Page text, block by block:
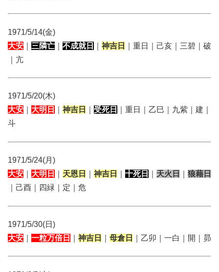
1971/5/14(金)
大安
三隣亡 不成就日 神吉日
｜重日｜己亥｜三碧｜破
｜亢
1971/5/20(木)
大安
大明日 神吉日 受死日
｜重日｜乙巳｜九紫｜建｜
斗
1971/5/24(月)
大安
大明日 天恩日 神吉日 十死日 天火日
狼藉日
｜己酉｜四緑｜定｜危
1971/5/30(日)
大安
一粒万倍日 神吉日 母倉日 ｜乙卯｜一白｜開｜昴